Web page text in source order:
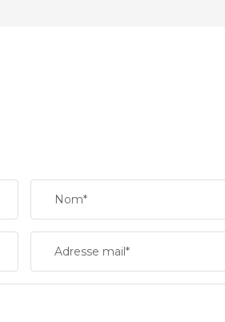
Nom*
Adresse mail*